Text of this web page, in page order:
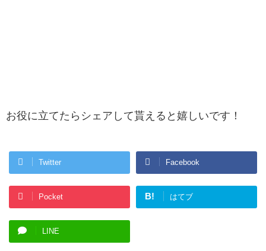
お役に立てたらシェアして貰えると嬉しいです！
Twitter Facebook
Pocket B! はてブ
LINE